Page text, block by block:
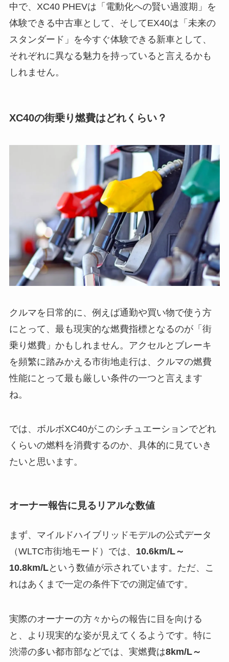
中で、XC40 PHEVは「電動化への賢い過渡期」を
体験できる中古車として、そしてEX40は「未来の
スタンダード」を今すぐ体験できる新車として、
それぞれに異なる魅力を持っていると言えるかも
しれません。
XC40の街乗り燃費はどれくらい？
クルマを日常的に、例えば通勤や買い物で使う方
にとって、最も現実的な燃費指標となるのが「街
乗り燃費」かもしれません。アクセルとブレーキ
を頻繁に踏みかえる市街地走行は、クルマの燃費
性能にとって最も厳しい条件の一つと言えます
ね。
では、ボルボXC40がこのシチュエーションでどれ
くらいの燃料を消費するのか、具体的に見ていき
たいと思います。
オーナー報告に見るリアルな数値
まず、マイルドハイブリッドモデルの公式データ
（WLTC市街地モード）では、 10.6km/L～
10.8km/Lという数値が示されています。ただ、こ
れはあくまで一定の条件下での測定値です。
実際のオーナーの方々からの報告に目を向ける
と、より現実的な姿が見えてくるようです。特に
渋滞の多い都市部などでは、実燃費は8km/L～